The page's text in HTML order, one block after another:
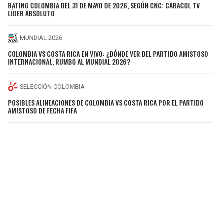
RATING COLOMBIA DEL 31 DE MAYO DE 2026, SEGÚN CNC: CARACOL TV
LÍDER ABSOLUTO
MUNDIAL 2026
COLOMBIA VS COSTA RICA EN VIVO: ¿DÓNDE VER DEL PARTIDO AMISTOSO
INTERNACIONAL, RUMBO AL MUNDIAL 2026?
SELECCIÓN COLOMBIA
POSIBLES ALINEACIONES DE COLOMBIA VS COSTA RICA POR EL PARTIDO
AMISTOSO DE FECHA FIFA